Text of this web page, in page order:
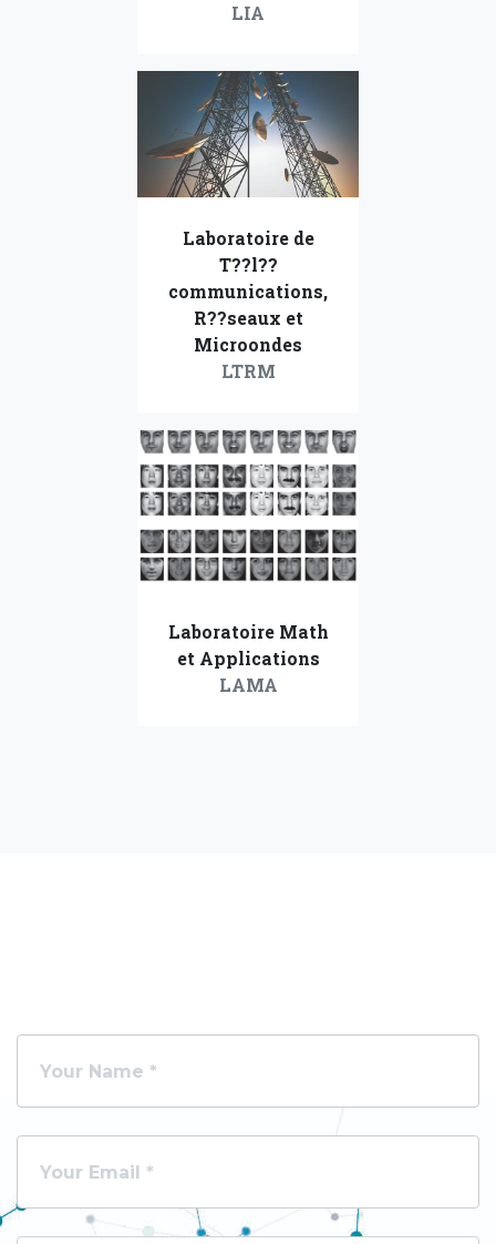
LIA
Laboratoire de
T??l??
communications,
R??seaux et
Microondes
LTRM
Laboratoire Math
et Applications
LAMA